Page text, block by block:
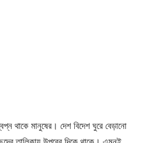
থাকে মানুষের। দেশ বিদেশ ঘুরে বেড়ানো